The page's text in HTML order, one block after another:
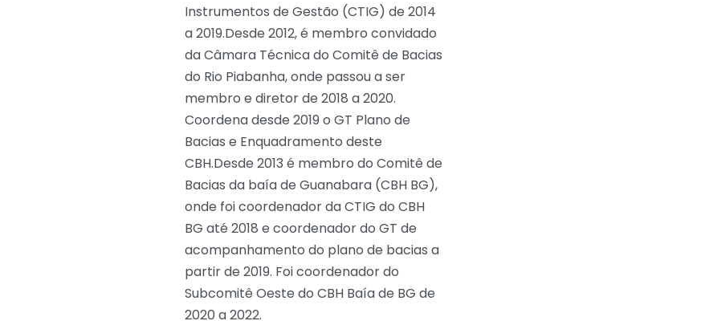
Instrumentos de Gestão (CTIG) de 2014
a 2019.Desde 2012, é membro convidado
da Câmara Técnica do Comitê de Bacias
do Rio Piabanha, onde passou a ser
membro e diretor de 2018 a 2020.
Coordena desde 2019 o GT Plano de
Bacias e Enquadramento deste
CBH.Desde 2013 é membro do Comitê de
Bacias da baía de Guanabara (CBH BG),
onde foi coordenador da CTIG do CBH
BG até 2018 e coordenador do GT de
acompanhamento do plano de bacias a
partir de 2019. Foi coordenador do
Subcomitê Oeste do CBH Baía de BG de
2020 a 2022.